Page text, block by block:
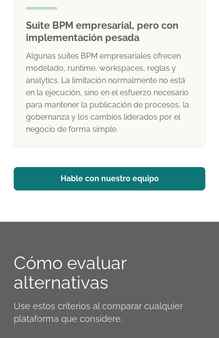
Suite BPM empresarial, pero con
implementación pesada
Algunas suites BPM empresariales ofrecen
modelado, runtime, workspaces, reglas y
analytics. La limitación normalmente no está
en la ejecución, sino en el esfuerzo necesario
para mantener la publicación de procesos, la
gobernanza y los cambios liderados por el
negocio de forma simple.
Hable con nuestro equipo
Cómo evaluar
alternativas
Use estos criterios al comparar cualquier
plataforma que considere.